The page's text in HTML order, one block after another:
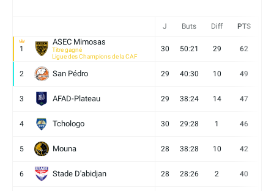
J Buts Diff PTS
1
ASEC Mimosas
Titre gagné
Ligue des Champions de la CAF
30 50:21 29 62
2 San Pédro 29 40:30 10 49
3 AFAD-Plateau 29 38:24 14 47
4 Tchologo 30 29:28 1 46
5 Mouna 28 38:28 10 42
6 Stade D'abidjan 28 28:26 2 40